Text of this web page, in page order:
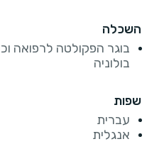
השכלה
בוגר הפקולטה לרפואה
בולוניה
שפות
עברית
אנגלית